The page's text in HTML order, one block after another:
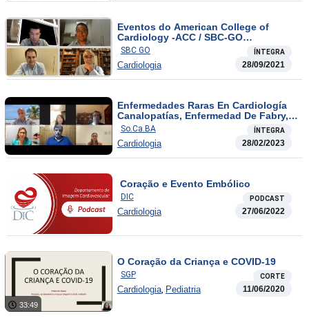
Eventos do American College of
Cardiology -ACC / SBC-GO
Dislipidema
SBC GO ÍNTEGRA
Cardiologia 28/09/2021
Enfermedades Raras En Cardiología
Canalopatías, Enfermedad De Fabry,
Sindrome De Marfan Tips Para Su
Sospecha Y Diagnóstico
So.Ca.BA ÍNTEGRA
Cardiologia 28/02/2023
Coração e Evento Embólico
DIC PODCAST
Cardiologia 27/06/2022
33:49
O Coração da Criança e COVID-19
SGP CORTE
Cardiologia, Pediatria 11/06/2020